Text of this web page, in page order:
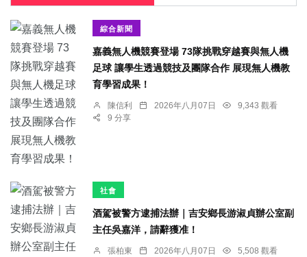
綜合新聞
嘉義無人機競賽登場 73隊挑戰穿越賽與無人機
足球 讓學生透過競技及團隊合作 展現無人機教
育學習成果！
陳信利 2026年八月07日
9,343 觀看
9 分享
社會
酒駕被警方逮捕法辦｜吉安鄉長游淑貞辦公室副
主任吳嘉洋，請辭獲准！
張柏東 2026年八月07日
5,508 觀看